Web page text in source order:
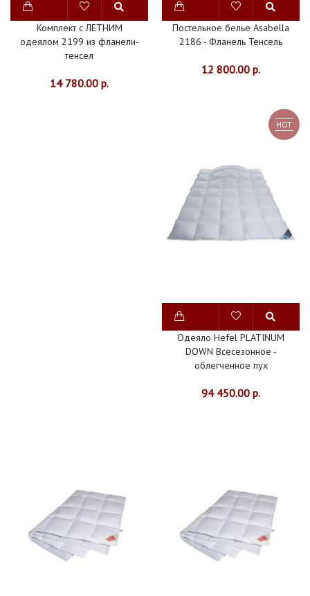
Комплект с ЛЕТНИМ
одеялом 2199 из фланели-
тенсел
14 780.00 р.
Постельное белье Asabella
2186 - Фланель Тенсель
12 800.00 р.
HOT
Одеяло Hefel PLATINUM
DOWN Всесезонное -
облегченное пух
94 450.00 р.